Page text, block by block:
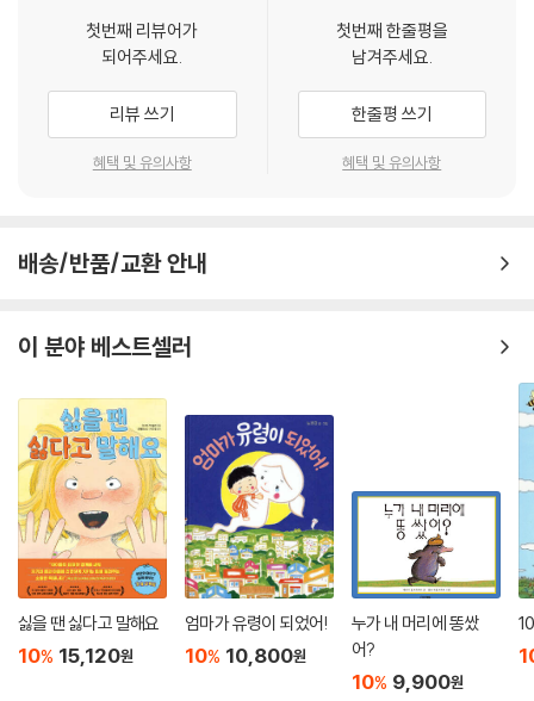
었을까? 숲속 동물들이 일제히 따라쟁이 ‘호자’와 ‘사랑이’가 되었다며 비
웃었지만, 사자와 호랑이는 그 이유를 알 수 없었다.
“가끔은 남 흉내도 내 볼 만하군!” “난 예전 내 모습으로 돌아갈래!”
세상에 하나뿐인 ‘나’의 소중함을 일깨우는 그림책
스러운 흉내를 낸 서로의 모습을 보면서, 서로 부러 워했던 상대방의 모습
지킴이가 되다』 들과 같은 그림책에서 따뜻하고 귀엽게 그리는 브리타 사
이유로 오늘날까지 ‘호자’와 ‘사랑이’라는 동물이 없는 것이랍니다!” 그렇
다. 사자와 호랑이만으로도 충분하니까. 떡잎그림책 20.
첫번째 리뷰어가
되어주세요.
리뷰 쓰기
혜택 및 유의사항
첫번째 한줄평을
남겨주세요.
한줄평 쓰기
혜택 및 유의사항
배송/반품/교환 안내
이 분야 베스트셀러
싫을 땐 싫다고 말해요
10% 15,120원
엄마가 유령이 되었어!
10% 10,800원
누가 내 머리에 똥쌌
어?
10% 9,900원